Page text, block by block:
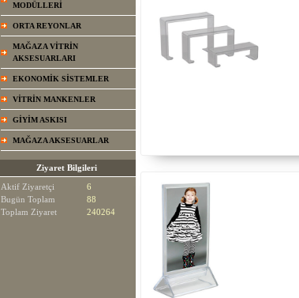
MODÜLLERİ
ORTA REYONLAR
MAĞAZA VİTRİN
AKSESUARLARI
EKONOMİK SİSTEMLER
VİTRİN MANKENLER
GİYİM ASKISI
MAĞAZA AKSESUARLAR
Ziyaret Bilgileri
Aktif Ziyaretçi
6
Bugün Toplam
88
Toplam Ziyaret
240264